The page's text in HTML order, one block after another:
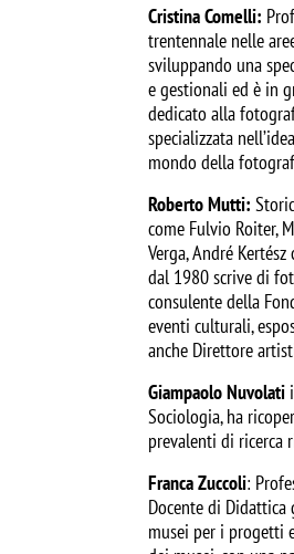
Cristina Comelli:
trentennale nelle
sviluppando una
e gestionali ed è in
dedicato alla
specializzata
mondo della
Roberto Mutti:
come Fulvio Roiter,
Verga, André
dal 1980 scrive di
consulente della
eventi culturali,
anche Direttore
Giampaolo Nuvolati
Sociologia, ha
prevalenti di ricerca
Franca Zuccoli:
Docente di
musei per i progetti